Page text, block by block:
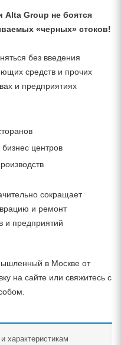
Group не боятся
«черных» стоков!
без введения
средств и прочих
и предприятиях
центров
сокращает
и ремонт
и предприятий
в Москве от
на сайте или свяжитесь с
характеристикам